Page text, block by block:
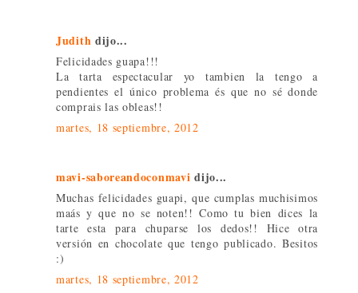
Judith dijo...
Felicidades guapa!!!
La tarta espectacular yo tambien la tengo a
pendientes el único problema és que no sé donde
comprais las obleas!!
martes, 18 septiembre, 2012
mavi-saboreandoconmavi dijo...
Muchas felicidades guapi, que cumplas muchisimos
maás y que no se noten!! Como tu bien dices la
tarte esta para chuparse los dedos!! Hice otra
versión en chocolate que tengo publicado. Besitos
:)
martes, 18 septiembre, 2012